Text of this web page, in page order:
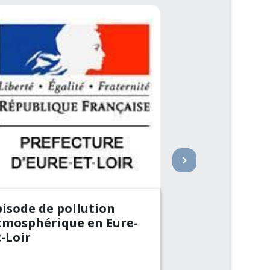
de pollution
en Eure-
Loir
keyboard_arrow_right